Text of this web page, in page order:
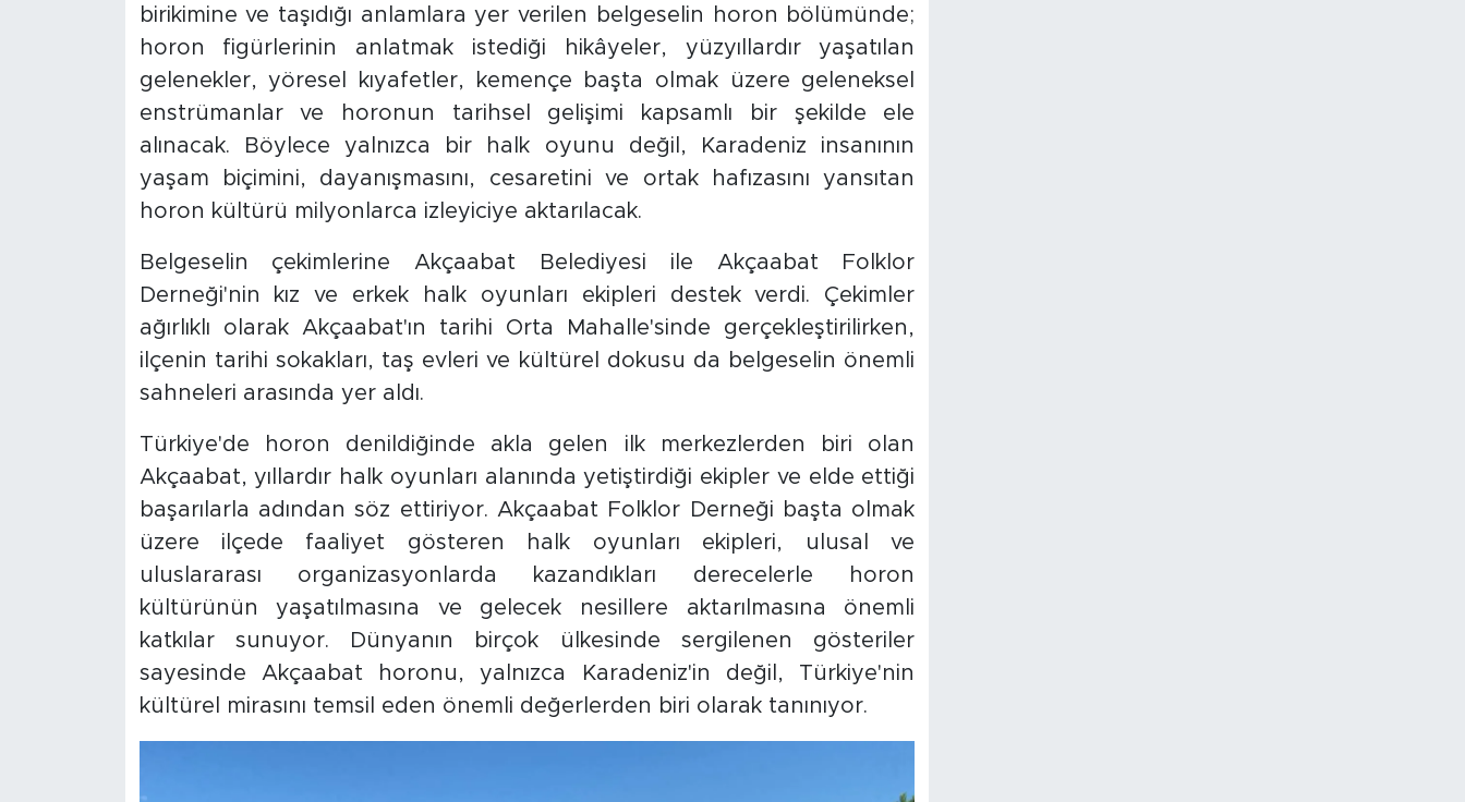
birikimine ve taşıdığı anlamlara yer verilen belgeselin horon bölümünde;
horon figürlerinin anlatmak istediği hikâyeler, yüzyıllardır yaşatılan
gelenekler, yöresel kıyafetler, kemençe başta olmak üzere geleneksel
enstrümanlar ve horonun tarihsel gelişimi kapsamlı bir şekilde ele
alınacak. Böylece yalnızca bir halk oyunu değil, Karadeniz insanının
yaşam biçimini, dayanışmasını, cesaretini ve ortak hafızasını yansıtan
horon kültürü milyonlarca izleyiciye aktarılacak.
Belgeselin çekimlerine Akçaabat Belediyesi ile Akçaabat Folklor
Derneği'nin kız ve erkek halk oyunları ekipleri destek verdi. Çekimler
ağırlıklı olarak Akçaabat'ın tarihi Orta Mahalle'sinde gerçekleştirilirken,
ilçenin tarihi sokakları, taş evleri ve kültürel dokusu da belgeselin önemli
sahneleri arasında yer aldı.
Türkiye'de horon denildiğinde akla gelen ilk merkezlerden biri olan
Akçaabat, yıllardır halk oyunları alanında yetiştirdiği ekipler ve elde ettiği
başarılarla adından söz ettiriyor. Akçaabat Folklor Derneği başta olmak
üzere ilçede faaliyet gösteren halk oyunları ekipleri, ulusal ve
uluslararası organizasyonlarda kazandıkları derecelerle horon
kültürünün yaşatılmasına ve gelecek nesillere aktarılmasına önemli
katkılar sunuyor. Dünyanın birçok ülkesinde sergilenen gösteriler
sayesinde Akçaabat horonu, yalnızca Karadeniz'in değil, Türkiye'nin
kültürel mirasını temsil eden önemli değerlerden biri olarak tanınıyor.